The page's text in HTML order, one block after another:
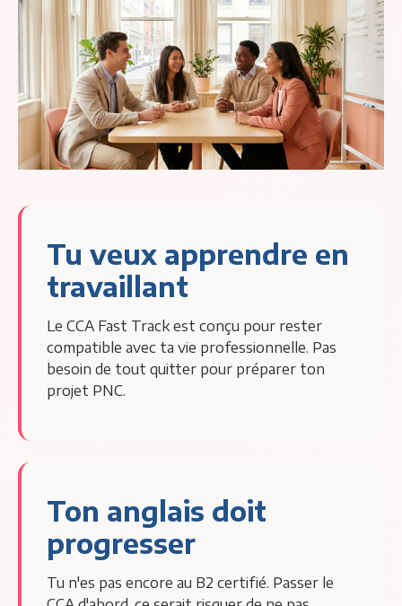
Tu veux apprendre en
travaillant
Le CCA Fast Track est conçu pour rester
compatible avec ta vie professionnelle. Pas
besoin de tout quitter pour préparer ton
projet PNC.
Ton anglais doit
progresser
Tu n'es pas encore au B2 certifié. Passer le